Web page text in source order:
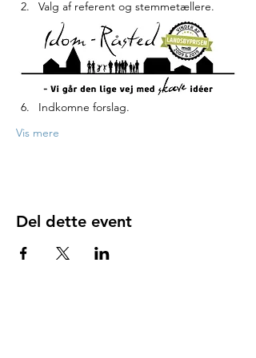
Valg af referent og stemmetællere.
Bestyrelsens fremlæggelse af
årsberetning for det senest forløbne år.
Forelæggelse af årsrapport til
godkendelse med påtegning af revisor.
Fastlæggelse af kontingent.
Indkomne forslag.
Vis mere
Del dette event